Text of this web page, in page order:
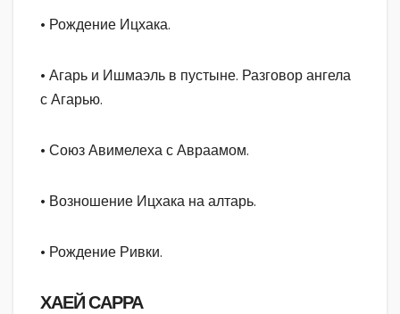
• Рождение Ицхака.
• Агарь и Ишмаэль в пустыне. Разговор ангела
с Агарью.
• Союз Авимелеха с Авраамом.
• Возношение Ицхака на алтарь.
• Рождение Ривки.
ХАЕЙ САРРА